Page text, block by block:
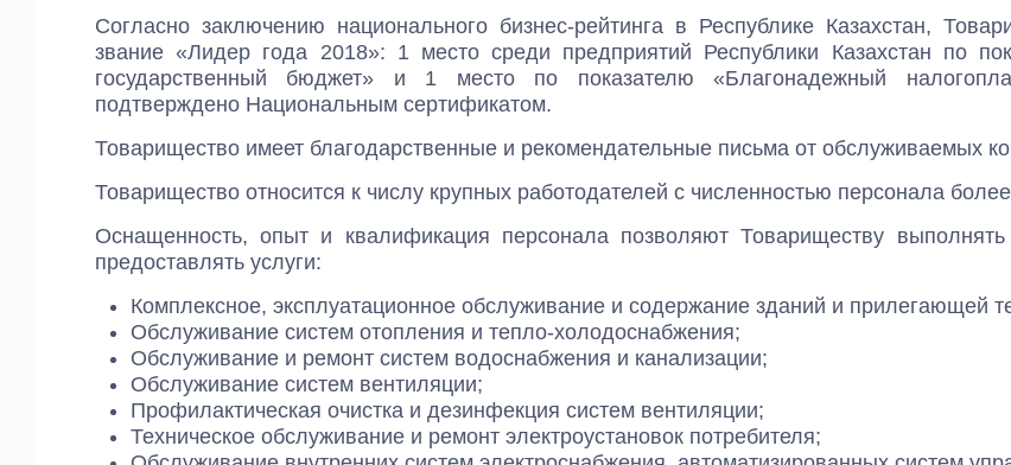
Согласно заключению национального бизнес-рейтинга в Республике Казахстан,
звание «Лидер года 2018»: 1 место среди предприятий Республики Казахстан по
государственный бюджет» и 1 место по показателю «Благонадежный
подтверждено Национальным сертификатом.
Товарищество имеет благодарственные и рекомендательные письма от обслуживаемых
Товарищество относится к числу крупных работодателей с численностью персонала
Оснащенность, опыт и квалификация персонала позволяют Товариществу
предоставлять услуги:
Комплексное, эксплуатационное обслуживание и содержание зданий и прилегающей
Обслуживание систем отопления и тепло-холодоснабжения;
Обслуживание и ремонт систем водоснабжения и канализации;
Обслуживание систем вентиляции;
Профилактическая очистка и дезинфекция систем вентиляции;
Техническое обслуживание и ремонт электроустановок потребителя;